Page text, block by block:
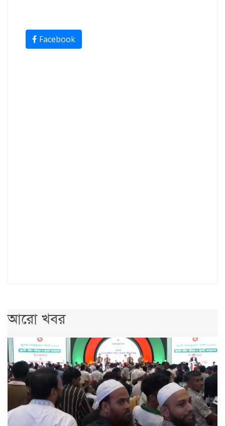
Facebook
আরো খবর